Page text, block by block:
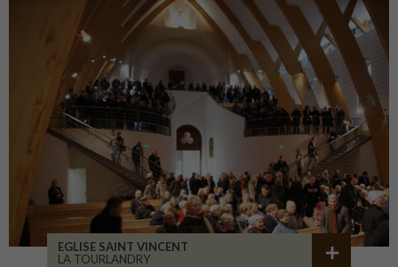
EGLISE SAINT VINCENT
LA TOURLANDRY